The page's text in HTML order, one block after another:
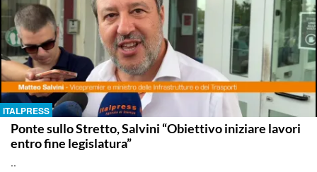
ITALPRESS
Ponte sullo Stretto, Salvini “Obiettivo iniziare lavori
entro fine legislatura”
..